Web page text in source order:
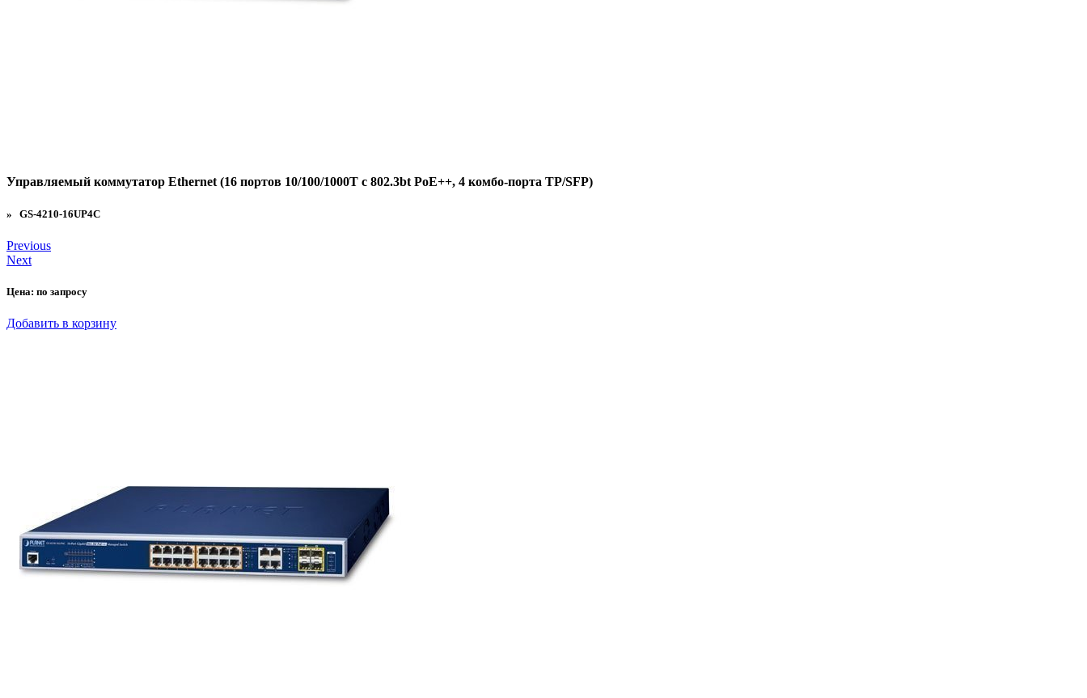
Управляемый коммутатор Ethernet (16 портов 10/100/1000T с 802.3bt PoE++, 4 комбо-порта TP/SFP)
» GS-4210-16UP4C
Previous
Next
Цена: по запросу
Добавить в корзину